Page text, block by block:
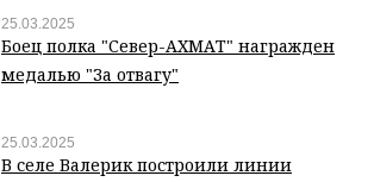
25.03.2025
Боец полка "Север-АХМАТ" награжден
медалью "За отвагу"
25.03.2025
В селе Валерик построили линии